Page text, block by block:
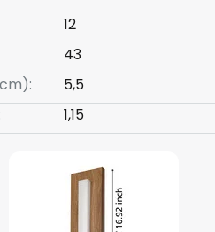
12
43
5,5
1,15